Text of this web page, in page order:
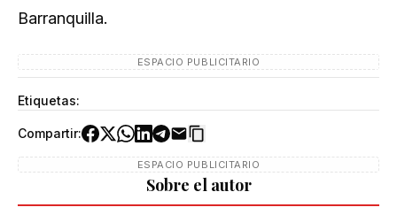
Barranquilla.
ESPACIO PUBLICITARIO
Etiquetas:
Compartir:
ESPACIO PUBLICITARIO
Sobre el autor